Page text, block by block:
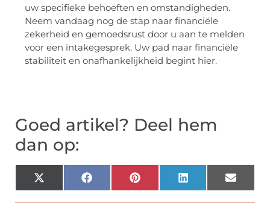
uw specifieke behoeften en omstandigheden.
Neem vandaag nog de stap naar financiële
zekerheid en gemoedsrust door u aan te melden
voor een intakegesprek. Uw pad naar financiële
stabiliteit en onafhankelijkheid begint hier.
Goed artikel? Deel hem
dan op:
X
(Twitter)
FacebookPinterestLinkedInEmail